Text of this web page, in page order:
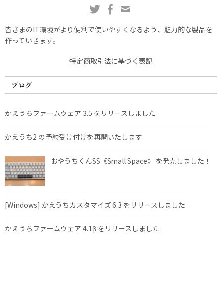
皆さまのIT環境がより便利で使いやすくなるよう、魅力的な製品を
作っていきます。
特定商取引法に基づく表記
ブログ
かえうちファームウェア 3.5 をリリースしました
かえうち2 の予約受け付けを再開いたします
おやうちくんSS《Small Space》 を発売しました！
[Windows] かえうちカスタマイズ 6.3 をリリースしました
かえうちファームウェア 4.1β をリリースしました